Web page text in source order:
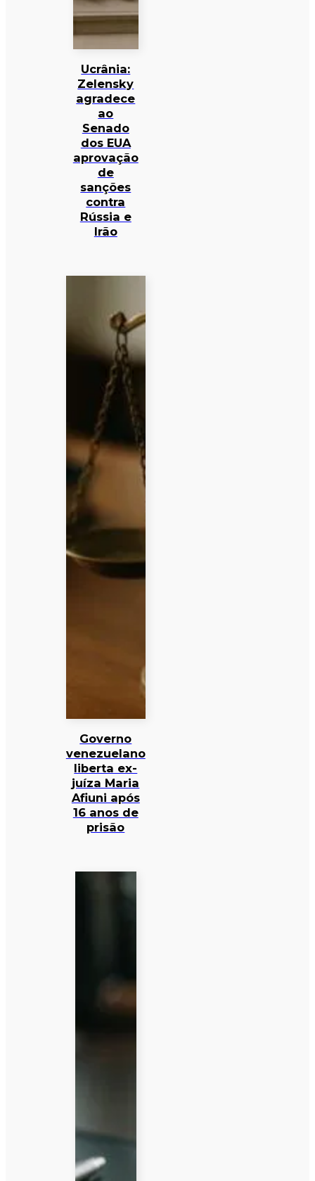
Ucrânia:
Zelensky
agradece
ao
Senado
dos EUA
aprovação
de
sanções
contra
Rússia e
Irão
Governo
venezuelano
liberta ex-
juíza Maria
Afiuni após
16 anos de
prisão